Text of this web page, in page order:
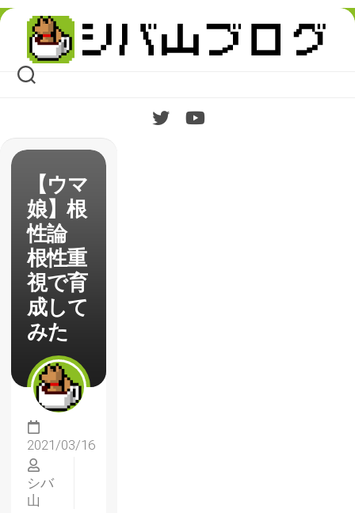
Skip
content
【ウマ
娘】根
性論
根性重
視で育
成して
みた
2021/03/16
シバ
山